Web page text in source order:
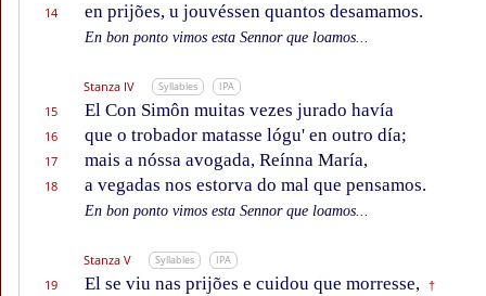
14 en prijões, u jouvéssen quantos desamamos.
En bon ponto vimos esta Sennor que loamos...
Stanza IV Syllables IPA
15 El Con Simôn muitas vezes jurado havía
16 que o trobador matasse lógu' en outro día;
17 mais a nóssa avogada, Reínna María,
18 a vegadas nos estorva do mal que pensamos.
En bon ponto vimos esta Sennor que loamos...
Stanza V Syllables IPA
19 El se viu nas prijões e cuidou que morresse, †